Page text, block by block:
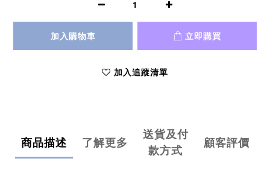
加入購物車 立即購買
加入追蹤清單
商品描述 了解更多
送貨及付
款方式
顧客評價